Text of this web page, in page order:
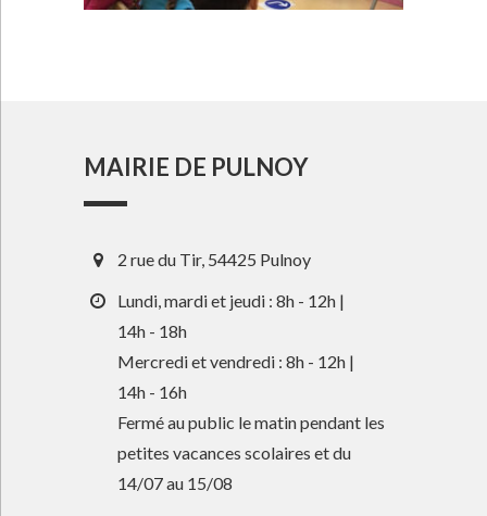
MAIRIE DE PULNOY
2 rue du Tir, 54425 Pulnoy
Lundi, mardi et jeudi : 8h - 12h |
14h - 18h
Mercredi et vendredi : 8h - 12h |
14h - 16h
Fermé au public le matin pendant les
petites vacances scolaires et du
14/07 au 15/08